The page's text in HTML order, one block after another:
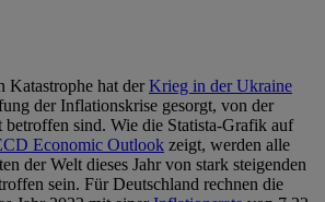
Katastrophe hat derKrieg in der Ukraine
der Inflationskrise gesorgt, von der
betroffen sind. Wie die Statista-Grafik auf
Economic Outlook zeigt, werden alle
der Welt dieses Jahr von stark steigenden
sein. Für Deutschland rechnen die